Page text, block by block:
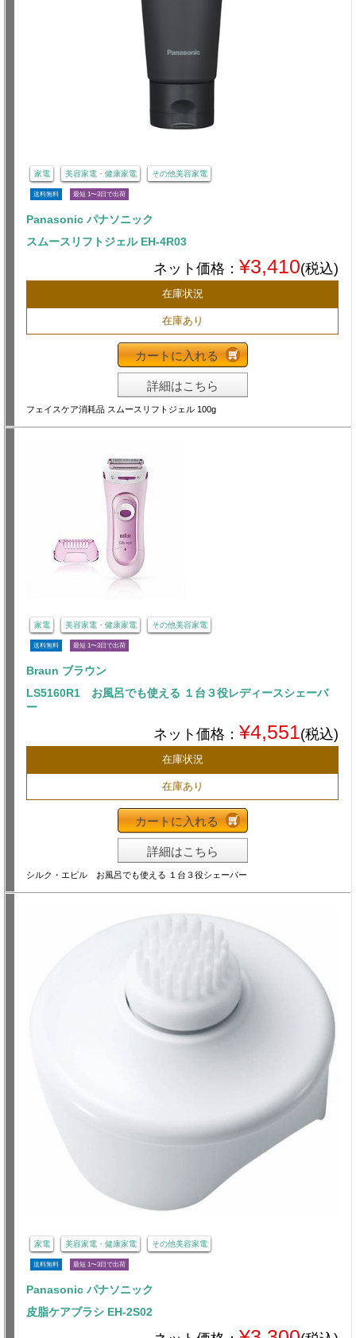
家電 美容家電・健康家電 その他美容家電
送料無料 最短 1〜3日で出荷
Panasonic パナソニック
スムースリフトジェル EH-4R03
ネット価格： ¥3,410(税込)
在庫状況
在庫あり
カートに入れる
詳細はこちら
フェイスケア消耗品 スムースリフトジェル 100g
家電 美容家電・健康家電 その他美容家電
送料無料 最短 1〜3日で出荷
Braun ブラウン
LS5160R1 お風呂でも使える １台３役レディースシェーバ
ー
ネット価格： ¥4,551(税込)
在庫状況
在庫あり
カートに入れる
詳細はこちら
シルク・エピル お風呂でも使える １台３役シェーバー
家電 美容家電・健康家電 その他美容家電
送料無料 最短 1〜3日で出荷
Panasonic パナソニック
皮脂ケアブラシ EH-2S02